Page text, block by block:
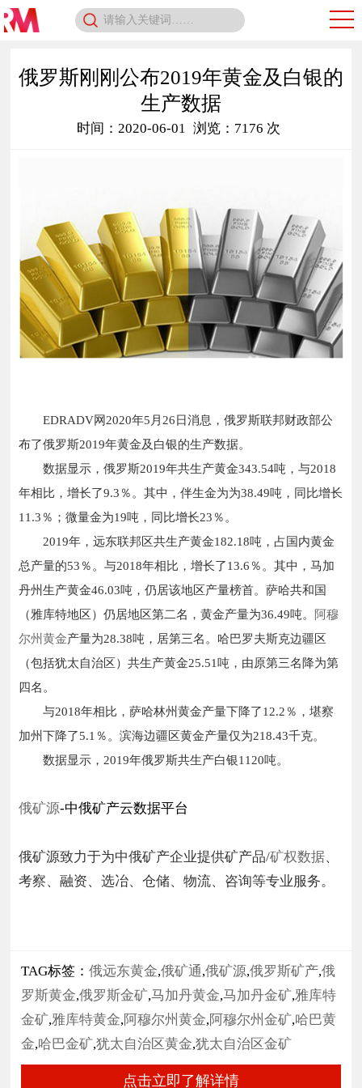
俄罗斯刚刚公布2019年黄金及白银的
生产数据
时间：2020-06-01 浏览：7176 次
EDRADV网2020年5月26日消息，俄罗斯联邦财政部公
布了俄罗斯2019年黄金及白银的生产数据。
数据显示，俄罗斯2019年共生产黄金343.54吨，与2018
年相比，增长了9.3％。其中，伴生金为为38.49吨，同比增长
11.3％；微量金为19吨，同比增长23％。
2019年，远东联邦区共生产黄金182.18吨，占国内黄金
总产量的53％。与2018年相比，增长了13.6％。其中，马加
丹州生产黄金46.03吨，仍居该地区产量榜首。萨哈共和国
（雅库特地区）仍居地区第二名，黄金产量为36.49吨。 阿穆
尔州黄金产量为28.38吨，居第三名。哈巴罗夫斯克边疆区
（包括犹太自治区）共生产黄金25.51吨，由原第三名降为第
四名。
与2018年相比，萨哈林州黄金产量下降了12.2％，堪察
加州下降了5.1％。滨海边疆区黄金产量仅为218.43千克。
数据显示，2019年俄罗斯共生产白银1120吨。
俄矿源-中俄矿产云数据平台
俄矿源致力于为中俄矿产企业提供矿产品/矿权数据、
考察、融资、选冶、仓储、物流、咨询等专业服务。
TAG标签：俄远东黄金,俄矿通,俄矿源,俄罗斯矿产,俄
罗斯黄金,俄罗斯金矿,马加丹黄金,马加丹金矿,雅库特
金矿,雅库特黄金,阿穆尔州黄金,阿穆尔州金矿,哈巴黄
金,哈巴金矿,犹太自治区黄金,犹太自治区金矿
点击立即了解详情